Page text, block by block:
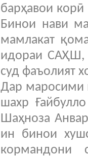
барҳавои
Бинои нави
мамлакат
идораи САҲШ,
суд фаъолият
Дар маросими
шахр
Шаҳноза
ин бинои
кормандони